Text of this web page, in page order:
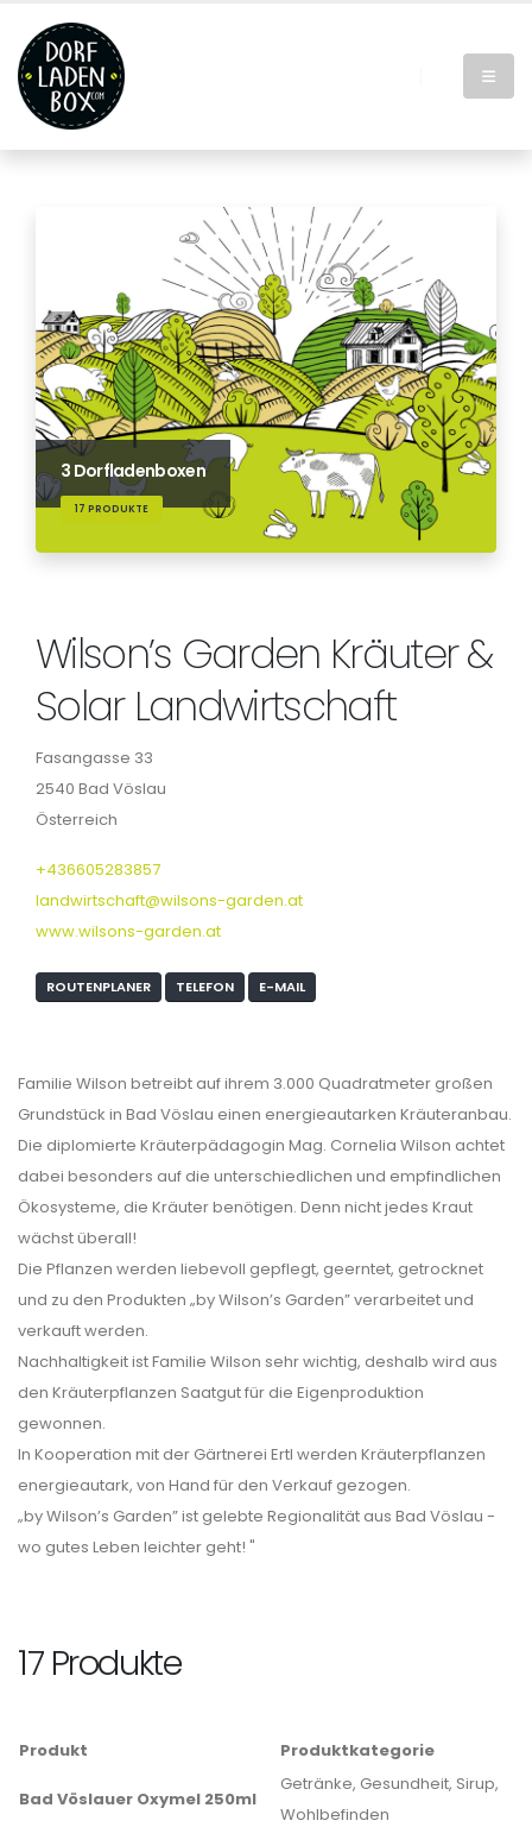
3 Dorfladenboxen
17 PRODUKTE
Wilson’s Garden Kräuter &
Solar Landwirtschaft
Fasangasse 33
2540 Bad Vöslau
Österreich
+436605283857
landwirtschaft@wilsons-garden.at
www.wilsons-garden.at
ROUTENPLANER TELEFON E-MAIL
Familie Wilson betreibt auf ihrem 3.000 Quadratmeter großen
Grundstück in Bad Vöslau einen energieautarken Kräuteranbau.
Die diplomierte Kräuterpädagogin Mag. Cornelia Wilson achtet
dabei besonders auf die unterschiedlichen und empfindlichen
Ökosysteme, die Kräuter benötigen. Denn nicht jedes Kraut
wächst überall!
Die Pflanzen werden liebevoll gepflegt, geerntet, getrocknet
und zu den Produkten „by Wilson’s Garden” verarbeitet und
verkauft werden.
Nachhaltigkeit ist Familie Wilson sehr wichtig, deshalb wird aus
den Kräuterpflanzen Saatgut für die Eigenproduktion
gewonnen.
In Kooperation mit der Gärtnerei Ertl werden Kräuterpflanzen
energieautark, von Hand für den Verkauf gezogen.
„by Wilson’s Garden” ist gelebte Regionalität aus Bad Vöslau -
wo gutes Leben leichter geht! "
17 Produkte
Produkt Produktkategorie
Bad Vöslauer Oxymel 250ml
Getränke, Gesundheit, Sirup,
Wohlbefinden